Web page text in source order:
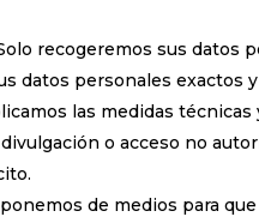
recogeremos sus datos
datos personales exactos
las medidas
o acceso no
de medios para